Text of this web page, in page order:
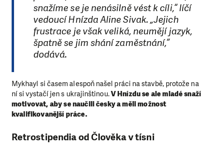
snažíme se je nenásilně vést k cíli,“ líčí
vedoucí Hnízda Aline Sivak. „Jejich
frustrace je však veliká, neumějí jazyk,
špatně se jim shání zaměstnání,“
dodává.
Mykhayl si časem alespoň našel práci na stavbě, protože na
ní si vystačí jen s ukrajinštinou.V Hnízdu se ale mladé snaží
motivovat, aby se naučili česky a měli možnost
kvalifikovanější práce.
Retrostipendia od Člověka v tísni